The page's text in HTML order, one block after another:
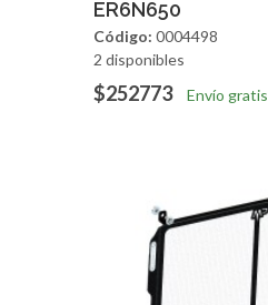
ER6N650
Código: 0004498
2 disponibles
$252773 Envío gratis